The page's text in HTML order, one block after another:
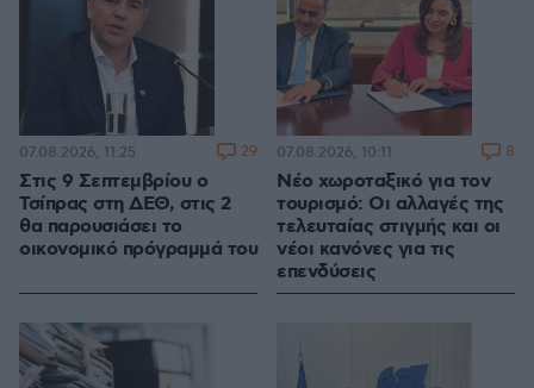
Στις 9 Σεπτεμβρίου ο
Τσίπρας στη ΔΕΘ, στις 2
θα παρουσιάσει το
οικονομικό πρόγραμμά του
07.08.2026, 11:25 29
Νέο χωροταξικό για τον
τουρισμό: Οι αλλαγές της
τελευταίας στιγμής και οι
νέοι κανόνες για τις
επενδύσεις
07.08.2026, 10:11 8